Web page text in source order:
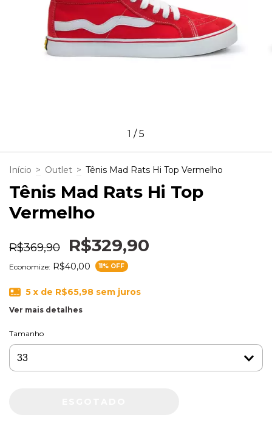
1 /5
Início > Outlet > Tênis Mad Rats Hi Top Vermelho
Tênis Mad Rats Hi Top
Vermelho
R$369,90 R$329,90
Economize: R$40,00 11 % OFF
5 x de R$65,98 sem juros
Ver mais detalhes
Tamanho